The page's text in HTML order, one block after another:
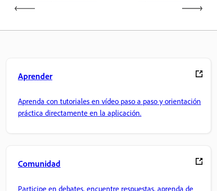
Aprender
Aprenda con tutoriales en vídeo paso a paso y orientación
práctica directamente en la aplicación.
Comunidad
Participe en debates, encuentre respuestas, aprenda de